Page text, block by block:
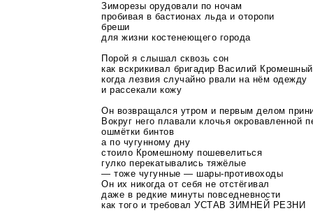
Зиморезы орудовали по ночам
пробивая в бастионах льда и оторопи
бреши
для жизни костенеющего города
Порой я слышал сквозь сон
как вскрикивал бригадир Василий Кромешный
когда лезвия случайно рвали на нём одежду
и рассекали кожу
Он возвращался утром и первым делом
Вокруг него плавали клочья окровавленной
ошмётки бинтов
а по чугунному дну
стоило Кромешному пошевелиться
гулко перекатывались тяжёлые
— тоже чугунные —шары-противоходы
Он их никогда от себя не отстёгивал
даже в редкие минуты повседневности
как того и требовал УСТАВ ЗИМНЕЙ РЕЗНИ